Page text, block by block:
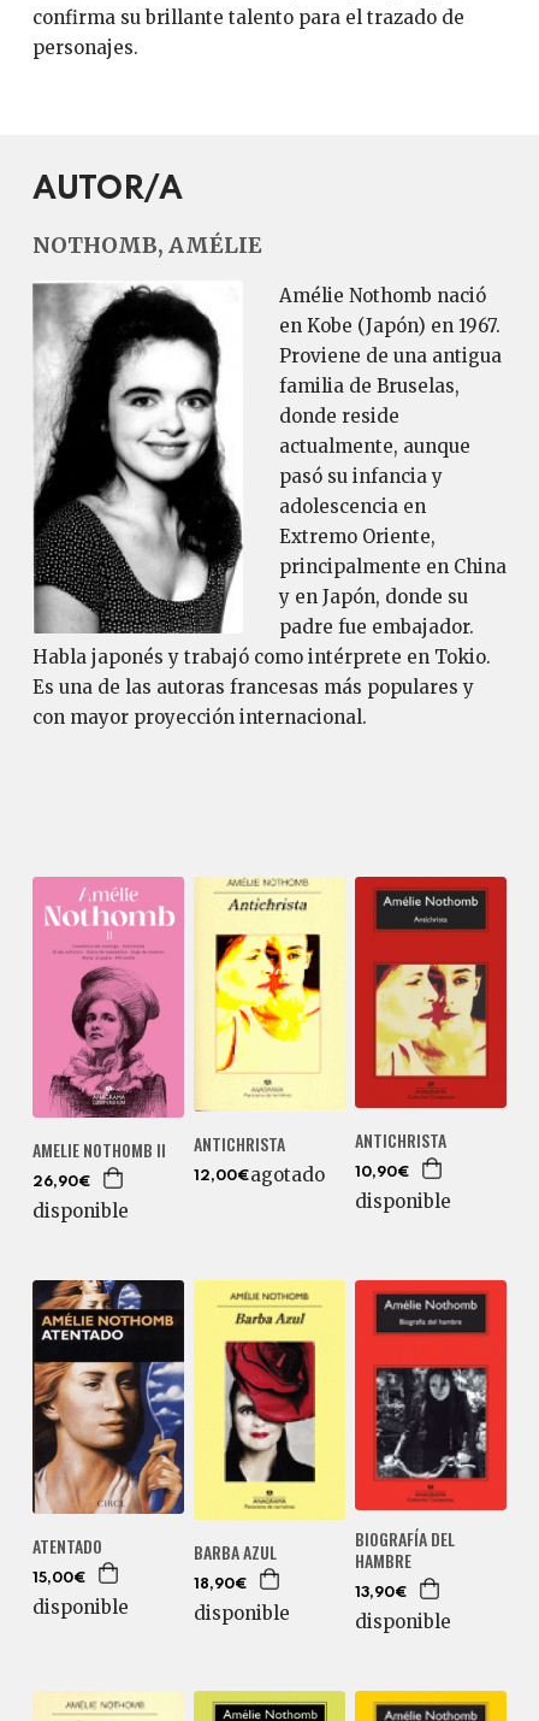
confirma su brillante talento para el trazado de
personajes.
AUTOR/A
NOTHOMB, AMÉLIE
Amélie Nothomb nació
en Kobe (Japón) en 1967.
Proviene de una antigua
familia de Bruselas,
donde reside
actualmente, aunque
pasó su infancia y
adolescencia en
Extremo Oriente,
principalmente en China
y en Japón, donde su
padre fue embajador.
Habla japonés y trabajó como intérprete en Tokio.
Es una de las autoras francesas más populares y
con mayor proyección internacional.
AMELIE NOTHOMB II
26,90€
disponible
ANTICHRISTA
12,00€agotado
ANTICHRISTA
10,90€
disponible
ATENTADO
15,00€
disponible
BARBA AZUL
18,90€
disponible
BIOGRAFÍA DEL
HAMBRE
13,90€
disponible